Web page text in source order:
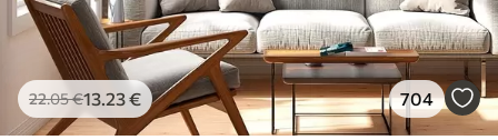
22.05€13 .23€ 704